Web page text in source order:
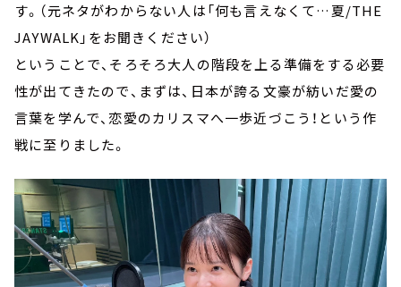
す。（元ネタがわからない人は「何も言えなくて…夏/THE
JAYWALK」をお聞きください）
ということで、そろそろ大人の階段を上る準備をする必要
性が出てきたので、まずは、日本が誇る文豪が紡いだ愛の
言葉を学んで、恋愛のカリスマへ一歩近づこう！という作
戦に至りました。